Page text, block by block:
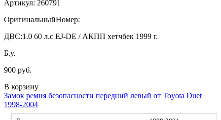
Артикул: 260791
ОригинальныйНомер:
ДВС:1.0 60 л.с EJ-DE / АКПП хетчбек 1999 г.
Б.у.
900 руб.
В корзину
Замок ремня безопасности передний левый от Toyota Duet
1998-2004